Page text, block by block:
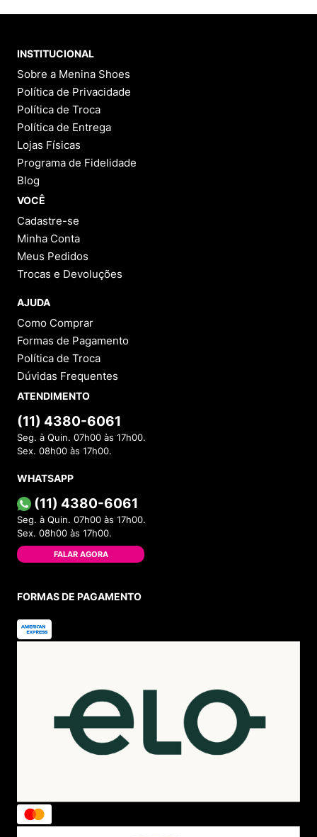
INSTITUCIONAL
Sobre a Menina Shoes
Política de Privacidade
Política de Troca
Política de Entrega
Lojas Físicas
Programa de Fidelidade
Blog
VOCÊ
Cadastre-se
Minha Conta
Meus Pedidos
Trocas e Devoluções
AJUDA
Como Comprar
Formas de Pagamento
Política de Troca
Dúvidas Frequentes
ATENDIMENTO
(11) 4380-6061
Seg. à Quin. 07h00 às 17h00.
Sex. 08h00 às 17h00.
WHATSAPP
(11) 4380-6061
Seg. à Quin. 07h00 às 17h00.
Sex. 08h00 às 17h00.
FALAR AGORA
FORMAS DE PAGAMENTO